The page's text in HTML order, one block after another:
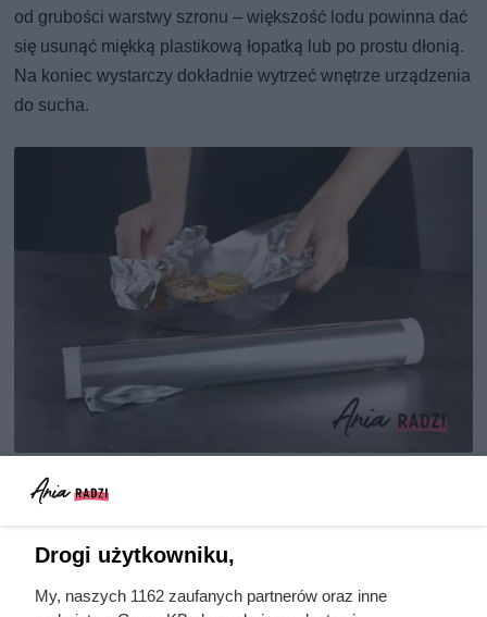
od grubości warstwy szronu – większość lodu powinna dać
się usunąć miękką plastikową łopatką lub po prostu dłonią.
Na koniec wystarczy dokładnie wytrzeć wnętrze urządzenia
do sucha.
Regularne rozmrażanie – dlaczego
Drogi użytkowniku,
My, naszych 1162 zaufanych partnerów oraz inne